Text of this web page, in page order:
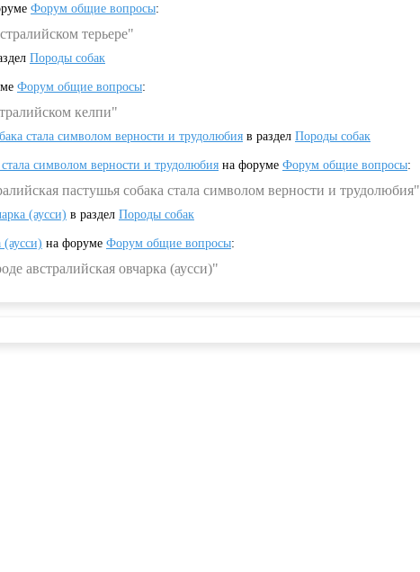
Форум общие вопросы:
терьере"
Породы собак
Форум общие вопросы:
келпи"
стала символом верности и трудолюбия в раздел Породы собак
символом верности и трудолюбия на форуме Форум общие вопросы:
пастушья собака стала символом верности и трудолюбия"
(аусси) в раздел Породы собак
(аусси) на форуме Форум общие вопросы:
австралийская овчарка (аусси)"